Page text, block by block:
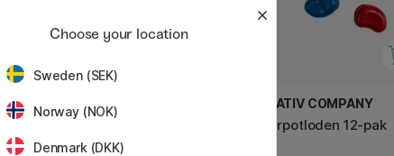
GIOTTO
Turbo Soft Brush Pen Fluo 6-set
CREATIV COMPANY
Kleurpotloden 12-pak
Choose your location
Sweden (SEK)
Norway (NOK)
Denmark (DKK)